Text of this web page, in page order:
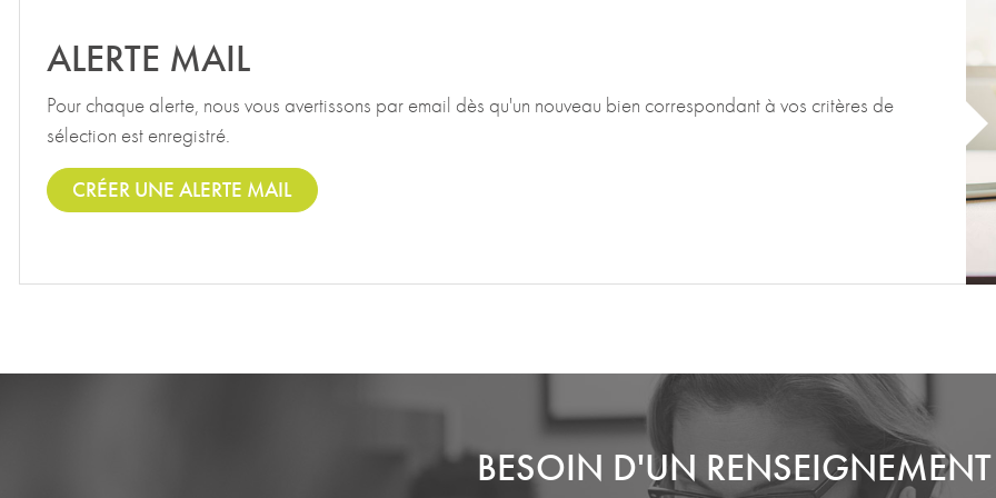
ALERTE MAIL
Pour chaque alerte, nous vous avertissons par email dès qu'un nouveau bien correspondant à vos critères de
sélection est enregistré.
CRÉER UNE ALERTE MAIL
BESOIN D'UN